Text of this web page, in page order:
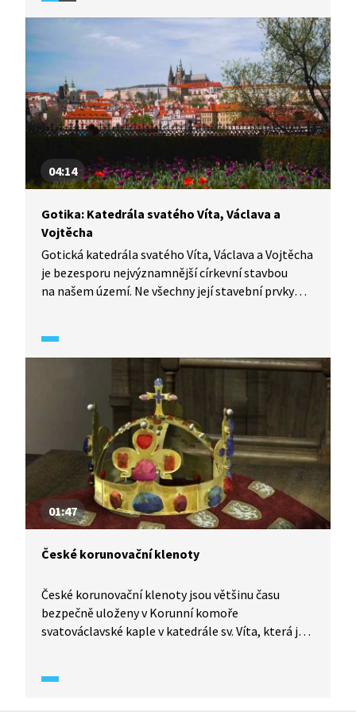
04:14
Gotika: Katedrála svatého Víta, Václava a
Vojtěcha
Gotická katedrála svatého Víta, Václava a Vojtěcha
je bezesporu nejvýznamnější církevní stavbou
na našem území. Ne všechny její stavební prvky
pokračovaly i v dalších staletích a svoji současnou
podobu získala katedrála až na počátku 20.
01:47
České korunovační klenoty
České korunovační klenoty jsou většinu času
bezpečně uloženy v Korunní komoře
svatováclavské kaple v katedrále sv. Víta, která je
podívat na virtuální prohlídku, která nám